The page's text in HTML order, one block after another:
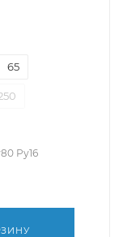
65
Ру16